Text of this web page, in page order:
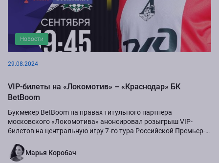
Новости
29.08.2024
VIP-билеты на «Локомотив» – «Краснодар» БК
BetBoom
Букмекер BetBoom на правах титульного партнера
московского «Локомотива» анонсировал розыгрыш VIP-
билетов на центральную игру 7-го тура Российской Премьер-
Марья Коробач